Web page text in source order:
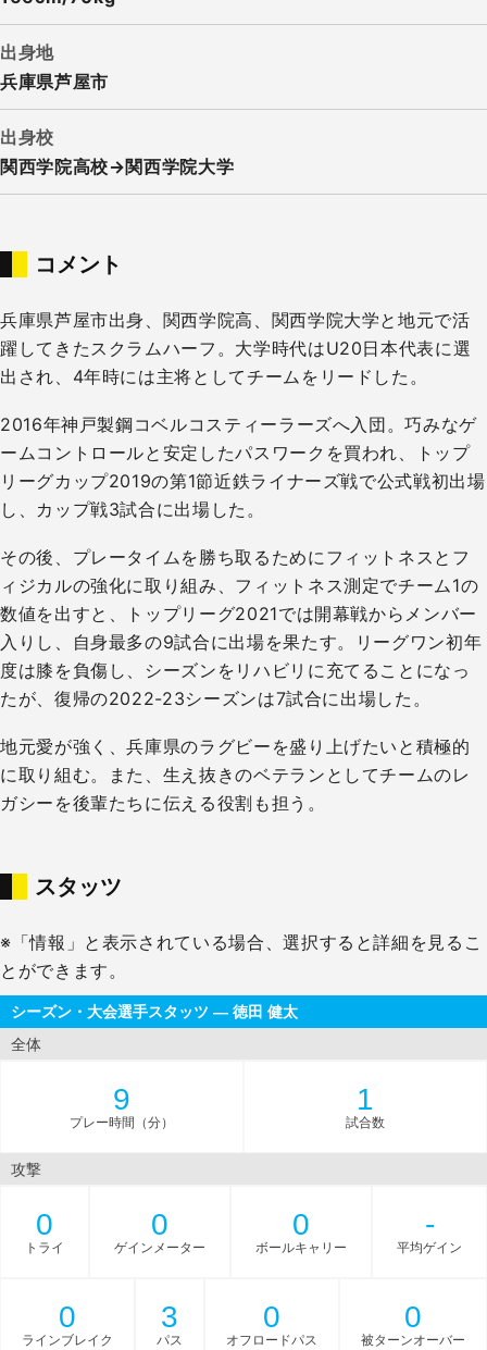
出身地
兵庫県芦屋市
出身校
関西学院高校→関西学院大学
コメント
兵庫県芦屋市出身、関西学院高、関西学院大学と地元で活
躍してきたスクラムハーフ。大学時代はU20日本代表に選
出され、4年時には主将としてチームをリードした。
2016年神戸製鋼コベルコスティーラーズへ入団。巧みなゲ
ームコントロールと安定したパスワークを買われ、トップ
リーグカップ2019の第1節近鉄ライナーズ戦で公式戦初出場
し、カップ戦3試合に出場した。
その後、プレータイムを勝ち取るためにフィットネスとフ
ィジカルの強化に取り組み、フィットネス測定でチーム1の
数値を出すと、トップリーグ2021では開幕戦からメンバー
入りし、自身最多の9試合に出場を果たす。リーグワン初年
度は膝を負傷し、シーズンをリハビリに充てることになっ
たが、復帰の2022-23シーズンは7試合に出場した。
地元愛が強く、兵庫県のラグビーを盛り上げたいと積極的
に取り組む。また、生え抜きのベテランとしてチームのレ
ガシーを後輩たちに伝える役割も担う。
スタッツ
※「情報」と表示されている場合、選択すると詳細を見るこ
とができます。
シーズン・大会選手スタッツ — 徳田 健太
全体
9
プレー時間（分）
1
試合数
攻撃
0
トライ
0
ゲインメーター
0
ボールキャリー
-
平均ゲイン
0
ラインブレイク
3
パス
0
オフロードパス
0
被ターンオーバー